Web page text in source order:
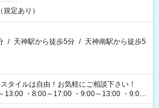
定あり）
/ 天神駅から徒歩5分 / 天神南駅から徒歩5
タイルは自由！お気軽にご相談下さい！
13:00 ・8:00～17:00 ・9:00～13:00 ・9:00
・13:00～18:00 ・15:00～20:00 ・